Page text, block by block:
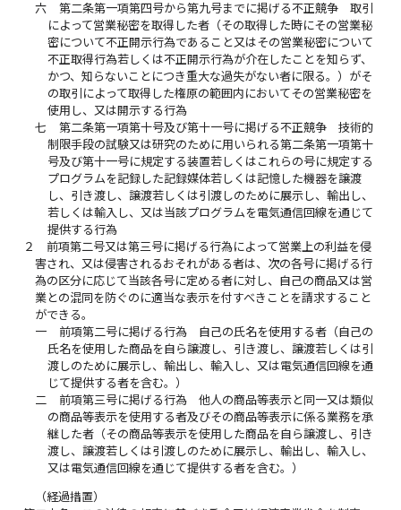
六
第二条第一項第四号から第九号までに掲げる不正競争 取引
によって営業秘密を取得した者（その取得した時にその営業秘
密について不正開示行為であること又はその営業秘密について
不正取得行為若しくは不正開示行為が介在したことを知らず、
かつ、知らないことにつき重大な過失がない者に限る。）がそ
の取引によって取得した権原の範囲内においてその営業秘密を
使用し、又は開示する行為
七
第二条第一項第十号及び第十一号に掲げる不正競争 技術的
制限手段の試験又は研究のために用いられる第二条第一項第十
号及び第十一号に規定する装置若しくはこれらの号に規定する
プログラムを記録した記録媒体若しくは記憶した機器を譲渡
し、引き渡し、譲渡若しくは引渡しのために展示し、輸出し、
若しくは輸入し、又は当該プログラムを電気通信回線を通じて
提供する行為
２
前項第二号又は第三号に掲げる行為によって営業上の利益を侵
害され、又は侵害されるおそれがある者は、次の各号に掲げる行
為の区分に応じて当該各号に定める者に対し、自己の商品又は営
業との混同を防ぐのに適当な表示を付すべきことを請求すること
ができる。
一
前項第二号に掲げる行為 自己の氏名を使用する者（自己の
氏名を使用した商品を自ら譲渡し、引き渡し、譲渡若しくは引
渡しのために展示し、輸出し、輸入し、又は電気通信回線を通
じて提供する者を含む。）
二
前項第三号に掲げる行為 他人の商品等表示と同一又は類似
の商品等表示を使用する者及びその商品等表示に係る業務を承
継した者（その商品等表示を使用した商品を自ら譲渡し、引き
渡し、譲渡若しくは引渡しのために展示し、輸出し、輸入し、
又は電気通信回線を通じて提供する者を含む。）
（経過措置）